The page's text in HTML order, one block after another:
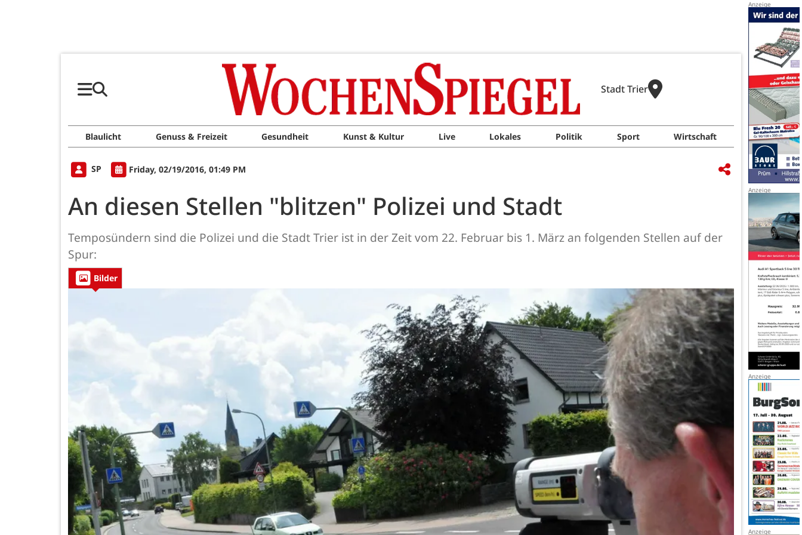
Stadt Trier
Blaulicht Genuss & Freizeit Gesundheit Kunst & Kultur Live Lokales Politik Sport Wirtschaft
SP Friday, 02/19/2016, 01:49 PM
An diesen Stellen "blitzen" Polizei und Stadt
Temposündern sind die Polizei und die Stadt Trier ist in der Zeit vom 22. Februar bis 1. März an folgenden Stellen auf der
Spur:
Bilder